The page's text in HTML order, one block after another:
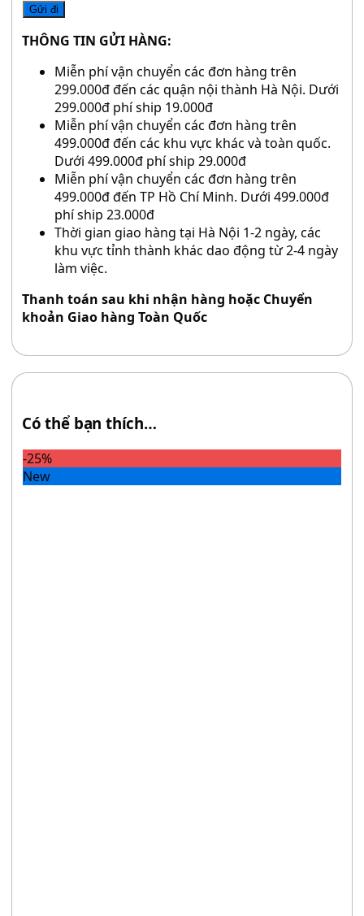
THÔNG TIN GỬI HÀNG:
Miễn phí vận chuyển các đơn hàng trên
299.000đ đến các quận nội thành Hà Nội. Dưới
299.000đ phí ship 19.000đ
Miễn phí vận chuyển các đơn hàng trên
499.000đ đến các khu vực khác và toàn quốc.
Dưới 499.000đ phí ship 29.000đ
Miễn phí vận chuyển các đơn hàng trên
499.000đ đến TP Hồ Chí Minh. Dưới 499.000đ
phí ship 23.000đ
Thời gian giao hàng tại Hà Nội 1-2 ngày, các
khu vực tỉnh thành khác dao động từ 2-4 ngày
làm việc.
Thanh toán sau khi nhận hàng hoặc Chuyển
khoản Giao hàng Toàn Quốc
Có thể bạn thích…
-25%
New